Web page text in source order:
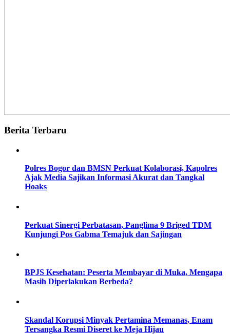
Berita Terbaru
Polres Bogor dan BMSN Perkuat Kolaborasi, Kapolres
Ajak Media Sajikan Informasi Akurat dan Tangkal
Hoaks
Perkuat Sinergi Perbatasan, Panglima 9 Briged TDM
Kunjungi Pos Gabma Temajuk dan Sajingan
BPJS Kesehatan: Peserta Membayar di Muka, Mengapa
Masih Diperlakukan Berbeda?
Skandal Korupsi Minyak Pertamina Memanas, Enam
Tersangka Resmi Diseret ke Meja Hijau